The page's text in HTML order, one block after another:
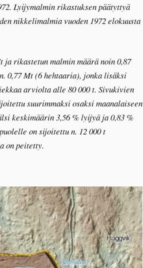
Lyijymalmin rikastuksen päätyttyä
nikkelimalmia vuoden 1972 elokuusta
rikastetun malmin määrä noin 0,87
0,77 Mt (6 hehtaaria), jonka lisäksi
arviolta alle 80 000 t. Sivukivien
suurimmaksi osaksi maanalaiseen
keskimäärin 3,56 % lyijyä ja 0,83 %
on sijoitettu n. 12 000 t
on peitetty.